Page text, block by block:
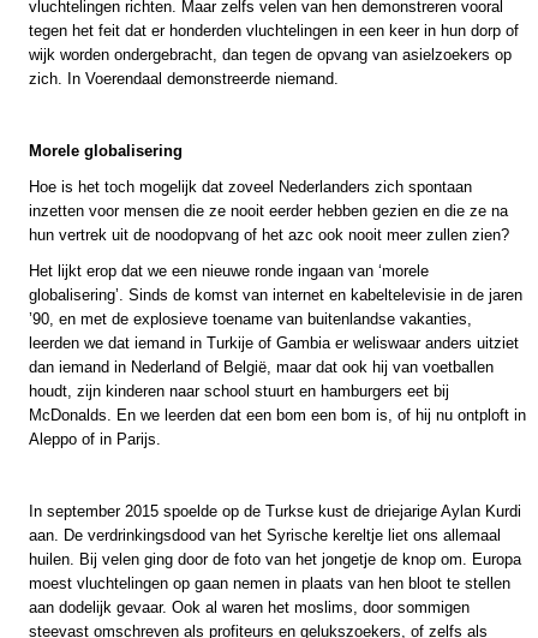
vluchtelingen richten. Maar zelfs velen van hen demonstreren vooral
tegen het feit dat er honderden vluchtelingen in een keer in hun dorp of
wijk worden ondergebracht, dan tegen de opvang van asielzoekers op
zich. In Voerendaal demonstreerde niemand.
Morele globalisering
Hoe is het toch mogelijk dat zoveel Nederlanders zich spontaan
inzetten voor mensen die ze nooit eerder hebben gezien en die ze na
hun vertrek uit de noodopvang of het azc ook nooit meer zullen zien?
Het lijkt erop dat we een nieuwe ronde ingaan van ‘morele
globalisering’. Sinds de komst van internet en kabeltelevisie in de jaren
’90, en met de explosieve toename van buitenlandse vakanties,
leerden we dat iemand in Turkije of Gambia er weliswaar anders uitziet
dan iemand in Nederland of België, maar dat ook hij van voetballen
houdt, zijn kinderen naar school stuurt en hamburgers eet bij
McDonalds. En we leerden dat een bom een bom is, of hij nu ontploft in
Aleppo of in Parijs.
In september 2015 spoelde op de Turkse kust de driejarige Aylan Kurdi
aan. De verdrinkingsdood van het Syrische kereltje liet ons allemaal
huilen. Bij velen ging door de foto van het jongetje de knop om. Europa
moest vluchtelingen op gaan nemen in plaats van hen bloot te stellen
aan dodelijk gevaar. Ook al waren het moslims, door sommigen
steevast omschreven als profiteurs en gelukszoekers, of zelfs als